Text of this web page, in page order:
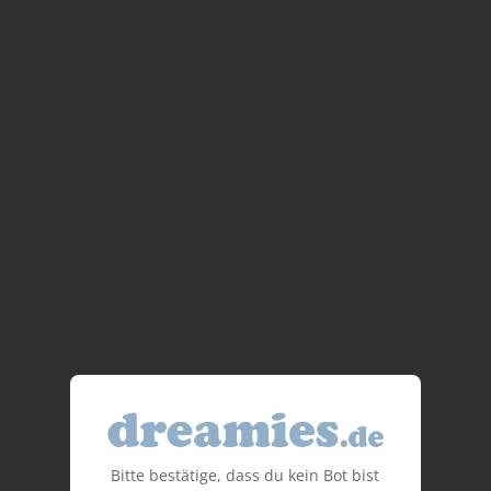
Bitte bestätige, dass du kein Bot bist